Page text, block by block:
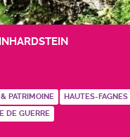
PATRIMOINE
HAUTES-FAGNES
DE GUERRE